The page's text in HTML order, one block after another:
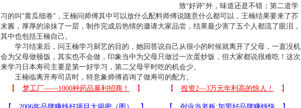
致“好评”外，味道还是不错；第二道学
习的叫“黄瓜细卷”，王楠问师傅其中可以放什么配料师傅说随意什么都可以，王楠结果要来了芥
末酱，厚厚的涂抹了一层，制作完成后热情的邀请大家品尝，结果最少害了五个人都流了眼泪，
其中也包括王楠自己。
学习结束后，问王楠学习厨艺的目的，她回答说自己从很小的时候就离开了父母，一直没机
会为父母做顿饭，其实也不会做，印象当中为父母只做过一次蛋炒饭，但大家都说很难吃！这次
来学习日本寿司主要是第一好学习，第二父母平时吃的机会少。
王楠临离开寿司店时，特意象师傅咨询了做寿司的配方。